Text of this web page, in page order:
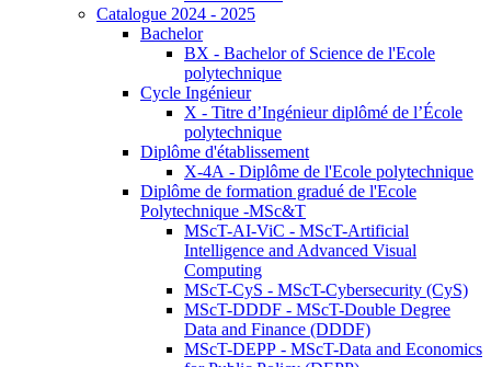
Catalogue 2024 - 2025
Bachelor
BX - Bachelor of Science de l'Ecole
polytechnique
Cycle Ingénieur
X - Titre d’Ingénieur diplômé de l’École
polytechnique
Diplôme d'établissement
X-4A - Diplôme de l'Ecole polytechnique
Diplôme de formation gradué de l'Ecole
Polytechnique -MSc&T
MScT-AI-ViC - MScT-Artificial
Intelligence and Advanced Visual
Computing
MScT-CyS - MScT-Cybersecurity (CyS)
MScT-DDDF - MScT-Double Degree
Data and Finance (DDDF)
MScT-DEPP - MScT-Data and Economics